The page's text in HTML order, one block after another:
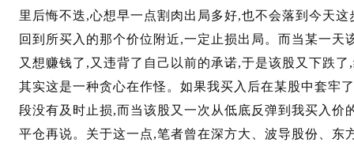
里后悔不迭,心想早一点割肉出局多好,也不会落到今天
回到所买入的那个价位附近,一定止损出局。而当某一
又想赚钱了,又违背了自己以前的承诺,于是该股又下跌
其实这是一种贪心在作怪。如果我买入后在某股中套牢
段没有及时止损,而当该股又一次从低底反弹到我买入价
平仓再说。关于这一点,笔者曾在深方大、波导股份、东